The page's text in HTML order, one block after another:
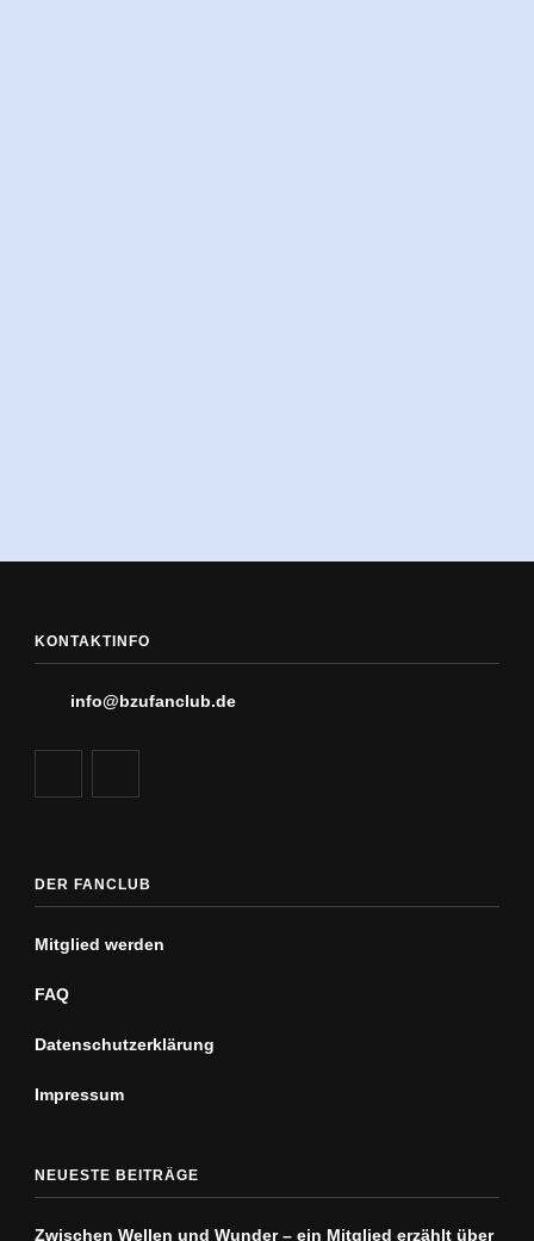
KONTAKTINFO
info@bzufanclub.de
DER FANCLUB
Mitglied werden
FAQ
Datenschutz­erklärung
Impressum
NEUESTE BEITRÄGE
Zwischen Wellen und Wunder – ein Mitglied erzählt über